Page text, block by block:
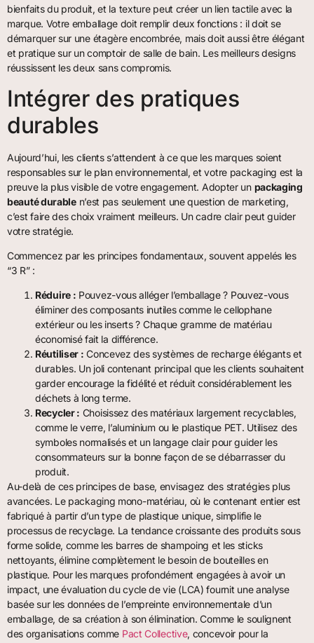
bienfaits du produit, et la texture peut créer un lien tactile avec la
marque. Votre emballage doit remplir deux fonctions : il doit se
démarquer sur une étagère encombrée, mais doit aussi être élégant
et pratique sur un comptoir de salle de bain. Les meilleurs designs
réussissent les deux sans compromis.
Intégrer des pratiques
durables
Aujourd’hui, les clients s’attendent à ce que les marques soient
responsables sur le plan environnemental, et votre packaging est la
preuve la plus visible de votre engagement. Adopter un packaging
beauté durablen’est pas seulement une question de marketing,
c’est faire des choix vraiment meilleurs. Un cadre clair peut guider
votre stratégie.
Commencez par les principes fondamentaux, souvent appelés les
“3 R” :
Réduire : Pouvez-vous alléger l’emballage ? Pouvez-vous
éliminer des composants inutiles comme le cellophane
extérieur ou les inserts ? Chaque gramme de matériau
économisé fait la différence.
Réutiliser : Concevez des systèmes de recharge élégants et
durables. Un joli contenant principal que les clients souhaitent
garder encourage la fidélité et réduit considérablement les
déchets à long terme.
Recycler : Choisissez des matériaux largement recyclables,
comme le verre, l’aluminium ou le plastique PET. Utilisez des
symboles normalisés et un langage clair pour guider les
consommateurs sur la bonne façon de se débarrasser du
produit.
Au-delà de ces principes de base, envisagez des stratégies plus
avancées. Le packaging mono-matériau, où le contenant entier est
fabriqué à partir d’un type de plastique unique, simplifie le
processus de recyclage. La tendance croissante des produits sous
forme solide, comme les barres de shampoing et les sticks
nettoyants, élimine complètement le besoin de bouteilles en
plastique. Pour les marques profondément engagées à avoir un
impact, une évaluation du cycle de vie (LCA) fournit une analyse
basée sur les données de l’empreinte environnementale d’un
emballage, de sa création à son élimination. Comme le soulignent
des organisations comme Pact Collective, concevoir pour la